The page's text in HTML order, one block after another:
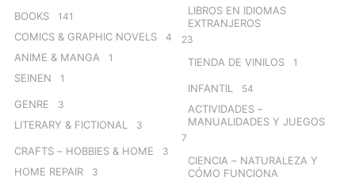
BOOKS 141
COMICS & GRAPHIC NOVELS 4
ANIME & MANGA 1
SEINEN 1
GENRE 3
LITERARY & FICTIONAL 3
CRAFTS – HOBBIES & HOME 3
HOME REPAIR 3
LIBROS EN IDIOMAS
EXTRANJEROS
23
TIENDA DE VINILOS 1
INFANTIL 54
ACTIVIDADES –
MANUALIDADES Y JUEGOS
7
CIENCIA – NATURALEZA Y
CÓMO FUNCIONA